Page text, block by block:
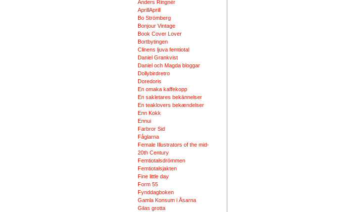
Anders Ringnér
AprillAprill
Bo Strömberg
Bonjour Vintage
Book Cover Lover
Bortbytingen
Clinens ljuva femtiotal
Daniel Grankvist
Daniel och Magda bloggar
Dollybirdretro
Doredoris
En omaka kaffekopp
En sakletares bekännelser
En teaklovers bekændelser
Enn Kokk
Ennui
Farbror Sid
Fåglarna
Female Illustrators of the mid-
20th Century
Femtiotalsdrömmen
Femtiotalsjakten
Fine little day
Form 55
Fynddagboken
Gamla Konsum i Åsarna
Gilas grotta